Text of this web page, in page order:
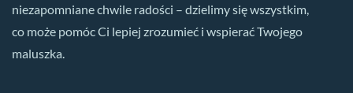
niezapomniane chwile radości – dzielimy się wszystkim,
co może pomóc Ci lepiej zrozumieć i wspierać Twojego
maluszka.